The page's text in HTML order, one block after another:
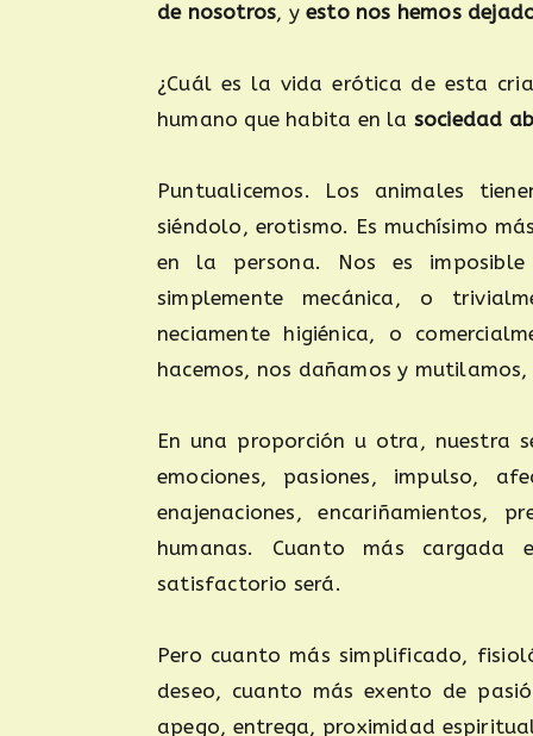
de nosotros, yesto nos hemos
¿Cuál es la vida erótica de esta
humano que habita en la sociedad
Puntualicemos. Los animales
siéndolo, erotismo. Es muchísimo
en la persona. Nos es
simplemente mecánica, o
neciamente higiénica, o
hacemos, nos dañamos y
En una proporción u otra, nuestra
emociones, pasiones, impulso,
enajenaciones, encariñamientos,
humanas. Cuanto más cargada
satisfactorio será.
Pero cuanto más simplificado,
deseo, cuanto más exento de
apego, entrega, proximidad